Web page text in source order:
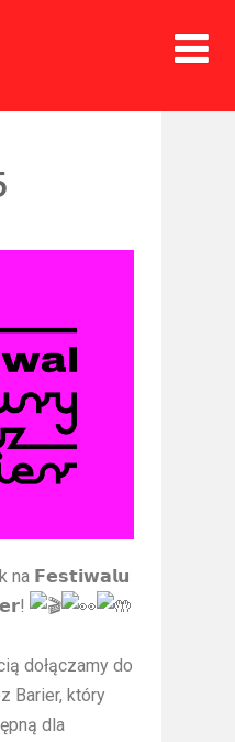
na 𝗙𝗲𝘀𝘁𝗶𝘄𝗮𝗹𝘂
dołączamy do
Barier, który
dla